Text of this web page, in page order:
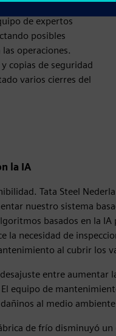
eficiente el estado y
de expertos
posibles
operaciones.
copias de seguridad
varios cierres del
la IA
Tata Steel
nuestro sistema
basados en la
necesidad de
al cubrir los
entre aumentar
equipo de
al medio
de frío disminuyó un